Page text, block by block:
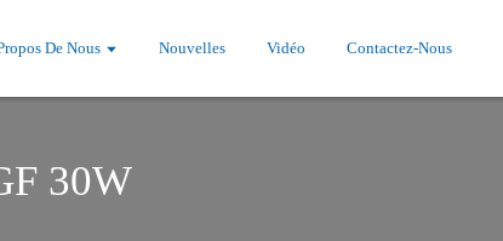
De Nous Nouvelles Vidéo Contactez-Nous
30W